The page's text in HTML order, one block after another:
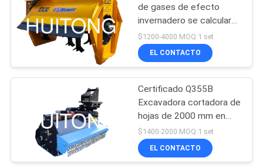
Cubo de abandono
del excavador
de gases de efecto
invernadero se calculará
en función de las
emisiones de gases de
efecto invernadero.
$1200-4000 MOQ:1 set
EL CONTACTO
Certificado Q355B
Excavadora cortadora de
hojas de 2000 mm en
color naranja/negro
$1400-2000 MOQ:1 set
EL CONTACTO